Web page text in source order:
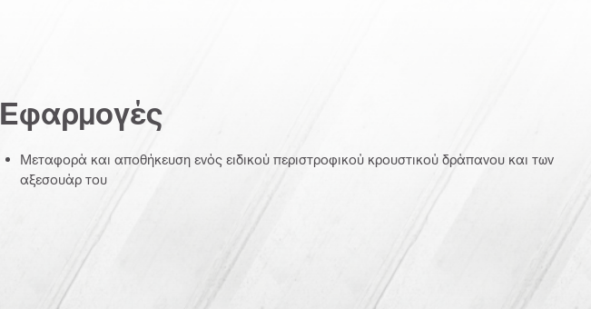
Εφαρμογές
Μεταφορά και αποθήκευση ενός ειδικού περιστροφικού κρουστικού δράπανου και των
αξεσουάρ του